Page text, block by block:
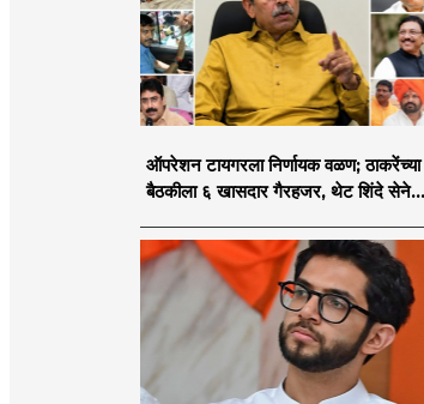
ऑपरेशन टायगरला निर्णायक वळण; ठाकरेंच्या
बैठकीला ६ खासदार गैरहजर, थेट शिंदे सेनेत